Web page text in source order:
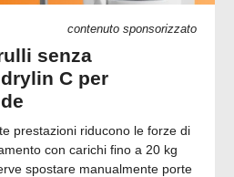
contenuto sponsorizzato
senza
C per
prestazioni riducono le forze di
con carichi fino a 20 kg
spostare manualmente porte